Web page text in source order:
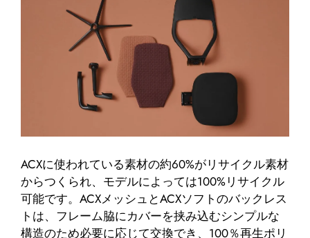
ACXに使われている素材の約60%がリサイクル素材
からつくられ、モデルによっては100%リサイクル
可能です。ACXメッシュとACXソフトのバックレス
トは、フレーム脇にカバーを挟み込むシンプルな
構造のため必要に応じて交換でき、100％再生ポリ